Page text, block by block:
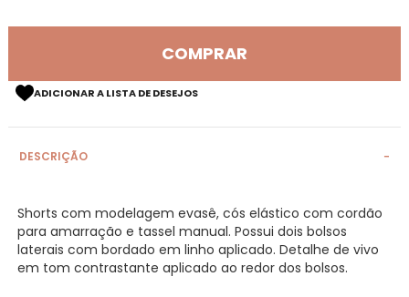
COMPRAR
ADICIONAR A LISTA DE DESEJOS
DESCRIÇÃO
Shorts com modelagem evasê, cós elástico com cordão
para amarração e tassel manual. Possui dois bolsos
laterais com bordado em linho aplicado. Detalhe de vivo
em tom contrastante aplicado ao redor dos bolsos.